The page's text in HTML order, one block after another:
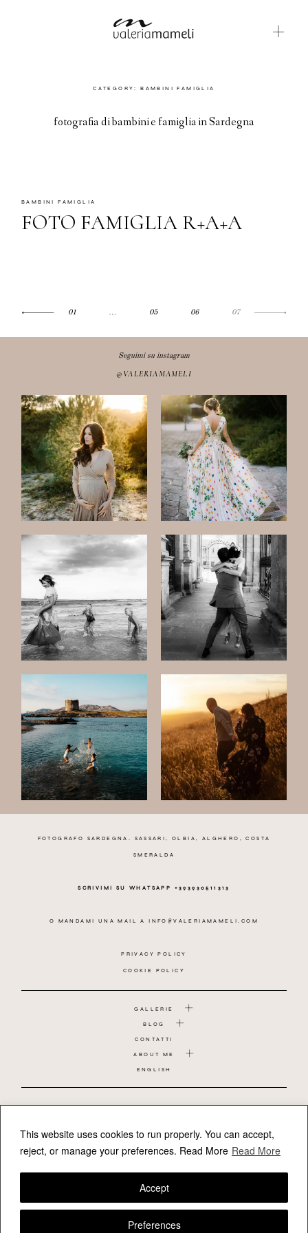
This website uses cookies to run properly. You can accept,
reject, or manage your preferences. Read More Read More
Preferences
Accept
CATEGORY: BAMBINI FAMIGLIA
fotografia di bambini e famiglia in Sardegna
BAMBINI FAMIGLIA
FOTO FAMIGLIA R+A+A
01 … 05 06 07
Gallerie
Blog
Contatti
About
me
English
FOLLOW VALERIAMAMELI
BLOG
Seguimi su instagram
@VALERIAMAMELI
FOTOGRAFO SARDEGNA. SASSARI, OLBIA, ALGHERO, COSTA
SMERALDA
SCRIVIMI SU WHATSAPP +393930511313
O MANDAMI UNA MAIL AINFO@VALERIAMAMELI.COM
PRIVACY POLICY
COOKIE POLICY
GALLERIE
BLOG
CONTATTI
ABOUT ME
ENGLISH
COPPIA
BAMBINO
NEONATO